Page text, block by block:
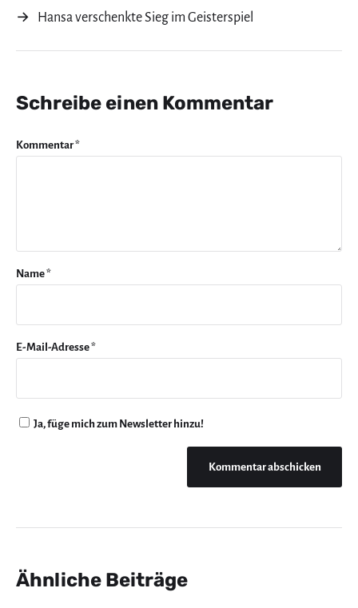
→
Hansa verschenkte Sieg im Geisterspiel
Schreibe einen Kommentar
Kommentar*
Name*
E-Mail-Adresse*
Ja, füge mich zum Newsletter hinzu!
Ähnliche Beiträge